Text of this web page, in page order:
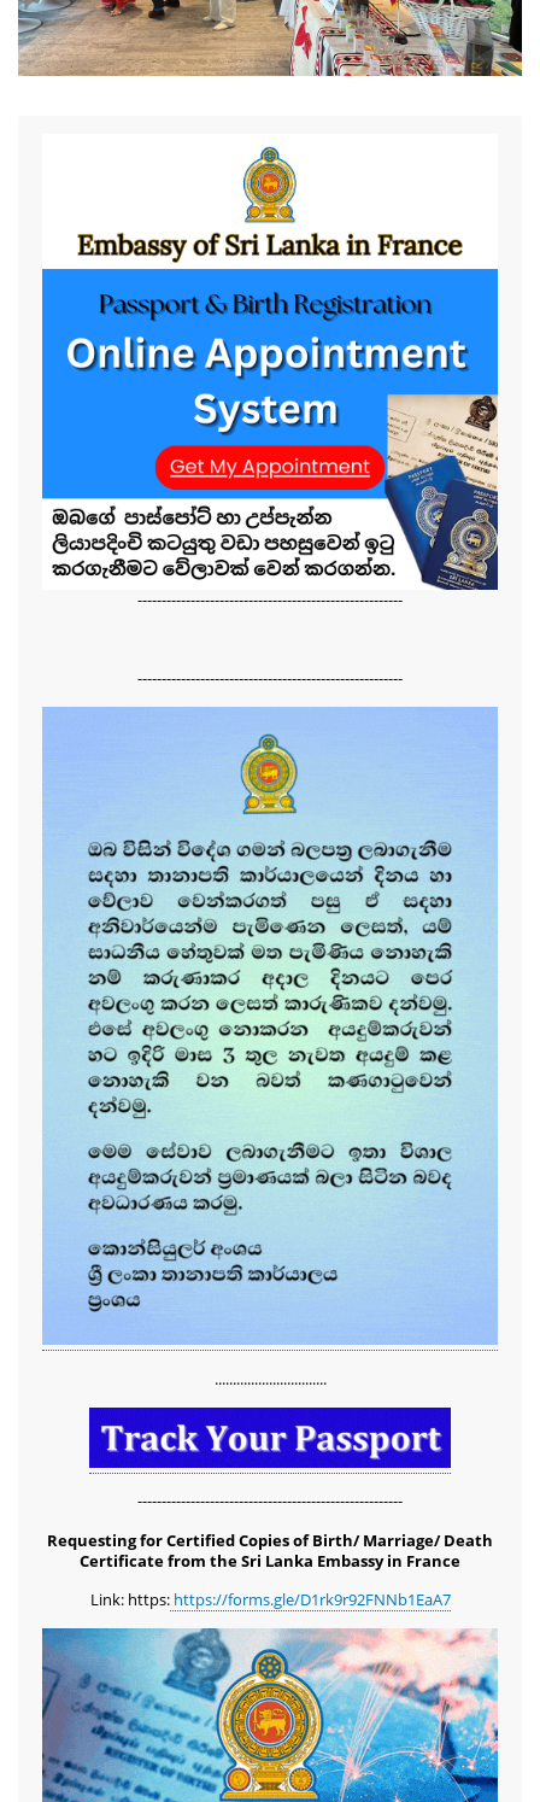
-------------------------------------------------------
-------------------------------------------------------
...............................
-------------------------------------------------------
Requesting for Certified Copies of Birth/ Marriage/ Death
Certificate from the Sri Lanka Embassy in France
Link: https:https://forms.gle/D1rk9r92FNNb1EaA7